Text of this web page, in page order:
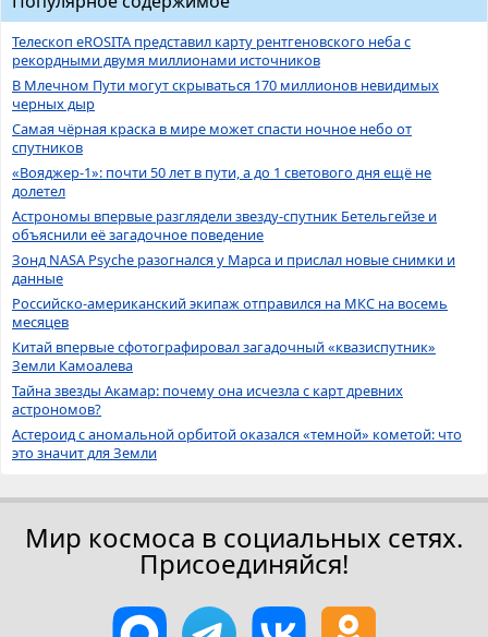
Телескоп eROSITA представил карту рентгеновского неба с
рекордными двумя миллионами источников
В Млечном Пути могут скрываться 170 миллионов невидимых
черных дыр
Самая чёрная краска в мире может спасти ночное небо от
спутников
«Вояджер-1»: почти 50 лет в пути, а до 1 светового дня ещё не
долетел
Астрономы впервые разглядели звезду-спутник Бетельгейзе и
объяснили её загадочное поведение
Зонд NASA Psyche разогнался у Марса и прислал новые снимки и
данные
Российско-американский экипаж отправился на МКС на восемь
месяцев
Китай впервые сфотографировал загадочный «квазиспутник»
Земли Камоалева
Тайна звезды Акамар: почему она исчезла с карт древних
астрономов?
Астероид с аномальной орбитой оказался «темной» кометой: что
это значит для Земли
Мир космоса в социальных сетях.
Присоединяйся!